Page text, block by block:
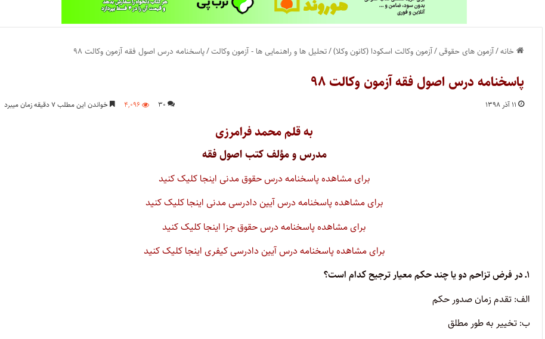
خانه/آزمون های حقوقی/آزمون وکالت اسکودا (کانون وکلا)/تحلیل ها و راهنمایی ها - آزمون وکالت/پاسخنامه درس اصول فقه آزمون وکالت ۹۸
پاسخنامه درس اصول فقه آزمون وکالت ۹۸
۱۱ آذر ۱۳۹۸ ۳۰ ۴,۰۹۶ خواندن این مطلب ۷ دقیقه زمان میبرد
به قلممحمد فرامرزی
مدرس و مؤلف کتب اصول فقه
برای مشاهده پاسخنامه درس حقوق مدنی اینجا کلیک کنید
برای مشاهده پاسخنامه درس آیین دادرسی مدنی اینجا کلیک کنید
برای مشاهده پاسخنامه درس حقوق جزا اینجا کلیک کنید
برای مشاهده پاسخنامه درس آیین دادرسی کیفری اینجا کلیک کنید
۱ـ در فرض تزاحم دو یا چند حکم معیار ترجیح کدام است؟
الف: تقدم زمان صدور حکم
ب: تخییر به طور مطلق